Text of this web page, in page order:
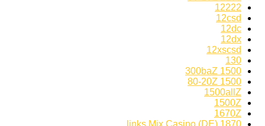
12222
12csd
12dc
12dx
12xscsd
130
1500 300baZ
1500 80-20Z
1500allZ
1500Z
1670Z